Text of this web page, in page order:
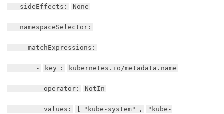
sideEffects: None
namespaceSelector:
matchExpressions:
- key : kubernetes.io/metadata.name
operator: NotIn
values: "kube-system" ,
"kube-